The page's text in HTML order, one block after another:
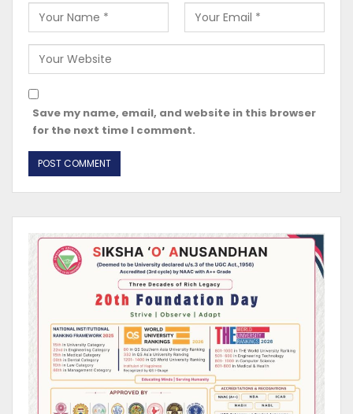
Save my name, email, and website in this browser
for the next time I comment.